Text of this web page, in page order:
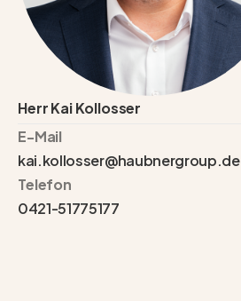
Herr Kai Kollosser
E-Mail
kai.kollosser@haubnergroup.de
Telefon
0421-51775177